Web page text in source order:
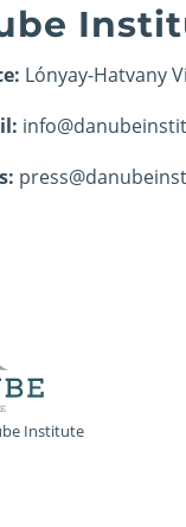
Lónyay-Hatvany
Institute